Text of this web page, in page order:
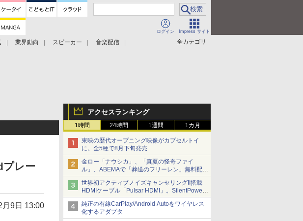
ログイン Impress サイト
全カテゴリ
業界動向 スピーカー
音楽配信
アクセスランキング
1時間 24時間 1週間 1カ月
東映の歴代オープニング映像がカプセルトイ
に。全5種で8月下旬発売
金ロー「ナウシカ」、「真夏の怪奇ファイ
ル」、ABEMAで「葬送のフリーレン」無料配信
など。夏の特番・配信情報
世界初アクティブノイズキャンセリングII搭載
HDMIケーブル「Pulsar HDMI」。SilentPower
から
純正の有線CarPlay/Android Autoをワイヤレス
化するアダプタ
レー
月9日 13:00